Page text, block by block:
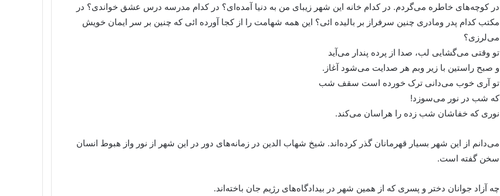
در کوچه‌های خاطره می‌گردم. در کدام خانه این شهر زیبای من به دنیا آمده‌ای؟ در کدام مدرسه درس عشق خواندی؟ در
مکتب کدام پدر ومادری چنین سرفراز بر بالیده ائی؟ این همه شهامت را از کجا آورده ائی که چنین بر سر ایمان خویش
می‌لرزی؟
تو وقتی می‌گشایی لب، صدا از پرده پندار می‌آید
و صبح راستین با زیر وبم هر صدایت می‌شود آغاز.
تو آری خوب می‌دانی ترک خورده است سقف شب
که شب در نور می‌سوزد!
نوری که خفاشان شب زده را هراسان می‌کند.
می‌دانم از این شهر بسیار قهرمانان گذر کرده‌اند. شیخ شهاب الدین در زمانه‌های دور در این شهر از نور واز هبوط انسان
سخن گفته است.
چه آزاد جوانان دختر و پسری که از همین شهر در بیدادگاه‌های رژیم جان باخته‌اند.